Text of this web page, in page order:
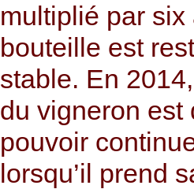
multiplié par
bouteille est
stable. En
du vigneron est
pouvoir
lorsqu’il prend